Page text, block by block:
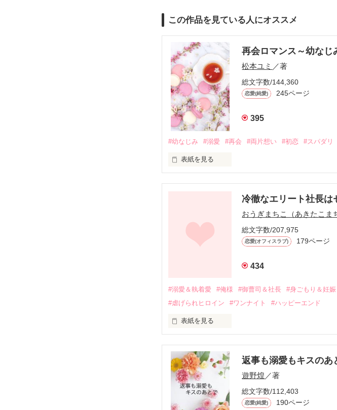
この作品を見ている人にオススメ
再会ロマンス～幼なじ
松本ユミ ／著
総文字数/144,360
恋愛(純愛) 245ページ
395
#幼なじみ #溺愛 #再会 #両片想い #初恋 #スパダリ
表紙を見る
しかし、ある出来事をきっかけに二人の関係は壊
関係修復もできないまま、美桜は両親の離婚によっ
引っ越すことになり、哲平とも離れ離れになった。
そして、ひょんなことから
酔った勢いで一夜を共にしてしまった。
さらに、美桜が初めてだと知った哲平は
甘やかしてくる。
そんなある日、哲平は美桜がストーカー被害に
遭っていることを知る。
美桜を守るため、哲平は同居を提案してきて――。
冷徹なエリート社長は
おうぎまちこ（あきたこま
総文字数/207,975
恋愛(オフィスラブ) 179ページ
434
#溺愛＆執着愛 #俺様 #御曹司＆社長 #身ごもり＆妊娠
#虐げられヒロイン
#ワンナイト #ハッピーエンド
表紙を見る
帰国後、美桜は新しい職場でワンナイトした美
も関わらず、一族を離れて起業した新進気鋭の
人だったのだ――！
なぜか恭司から飼い猫の世話係を命じられた美
返事も溺愛もキスのあ
遊野煌 ／著
総文字数/112,403
恋愛(純愛) 190ページ